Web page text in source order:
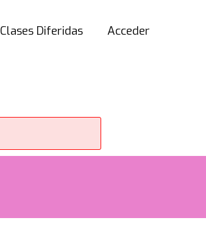
Clases Diferidas Acceder